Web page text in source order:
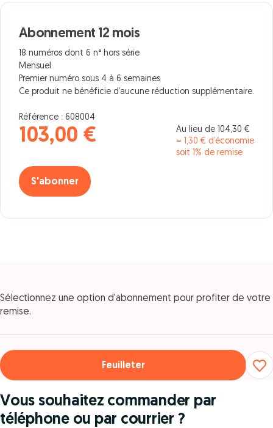
Abonnement 12 mois
18 numéros dont 6 n° hors série
Mensuel
Premier numéro sous 4 à 6 semaines
Ce produit ne bénéficie d’aucune réduction supplémentaire.
Référence : 608004
103,00 €
Au lieu de 104,30 €
= 1,30 € d’économie
soit 1% de remise
S'abonner
Sélectionnez une option d'abonnement pour profiter de votre
remise.
Feuilleter
Vous souhaitez commander par
téléphone ou par courrier ?